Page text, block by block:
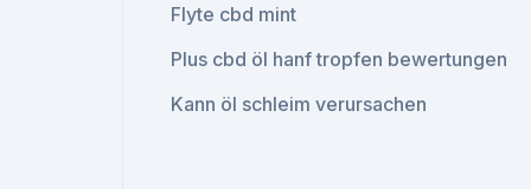
Flyte cbd mint
Plus cbd öl hanf tropfen bewertungen
Kann öl schleim verursachen